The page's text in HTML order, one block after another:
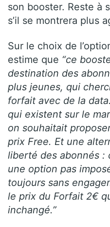
son booster. Reste à
s’il se montrera plus
Sur le choix de
estime que “ce
destination des
plus jeunes, qui
forfait avec de la
qui existent sur le
on souhaitait
prix Free. Et une
liberté des abonnés :
une option pas
toujours sans
le prix du Forfait 2€
inchangé.”